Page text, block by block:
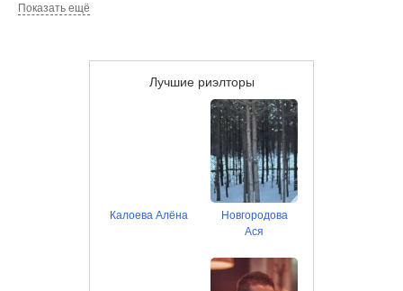
Показать ещё
Лучшие риэлторы
Калоева Алёна
Новгородова
Ася